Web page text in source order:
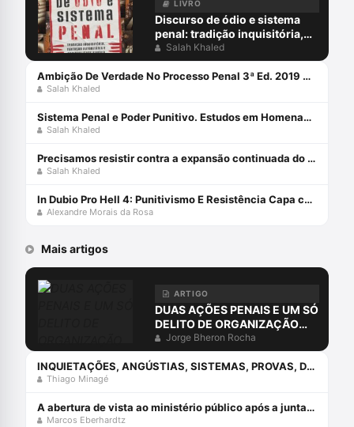
LIVRO
Discurso de ódio e sistema
penal: tradição inquisitória,
tentação autoritária e
racionalidade binária Capa
comum 27 julho 2021
Salah Khaled
Ambição De Verdade No Processo Penal 3ª Ed. 2019 Capa comum 9 agosto 2019
Salah Khaled
Sistema Penal e Poder Punitivo. Estudos em Homenagem ao Prof. Aury Lopes Jr. Capa comum 1 janeiro 2015
Salah Khaled
Precisamos resistir contra a expansão continuada do poder punitivo
Salah Khaled
In Dubio Pro Hell 4: Punitivismo E Resistência Capa comum 14 julho 2020
Alexandre Morais da Rosa
Mais artigos
ARTIGO
DUAS AÇÕES PENAIS E UM SÓ
DELITO DE ORGANIZAÇÃO
CRIMINOSA?
Jorge Bheron Rocha
INQUIETAÇÕES, ANGÚSTIAS, SISTEMAS, PROVAS, DIREITO E O ERRO DA COMPREENSÃO JURÍDICA ESTUDANDO APENAS O DIREITO.
Thiago Minagé
A abertura de vista ao ministério público após a juntada da resposta à acusação
Marcos Eberhardtz